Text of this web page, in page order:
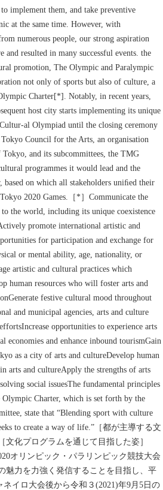
implement them, and take preventive
at the same time. However, with
numerous people, our strong aspiration
resulted in many successful events. the
promotion, The Olympic and Paralympic
not only of sports but also of culture, a
Charter[*]. Notably, in recent years,
host city starts implementing its unique
al Olympiad until the closing ceremony
Council for the Arts, an organisation
and its subcommittees, the TMG
programmes it would lead and the
based on which all stakeholders uniﬁed their
2020 Games.［*］Communicate the
the world, including its unique coexistence
promote international artistic and
for participation and exchange for
or mental ability, age, nationality, or
artistic and cultural practices which
human resources who will foster arts and
festive cultural mood throughout
and municipal agencies, arts and culture
opportunities to experience arts
economies and enhance inbound tourismGain
as a city of arts and cultureDevelop human
arts and cultureApply the strengths of arts
social issuesThe fundamental principles
Charter, which is set forth by the
state that “Blending sport with culture
to create a way of life.”［都が主導する文
文化プログラムを通じて目指した姿］
オリンピック・パラリンピック競技大会
魅力を力強く発信することを目指し、平
ネイロ大会後から令和３(2021)年9月5日の